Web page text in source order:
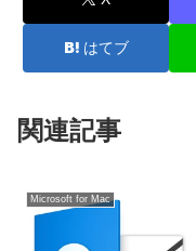
はてブ
関連記事
Microsoft for Mac